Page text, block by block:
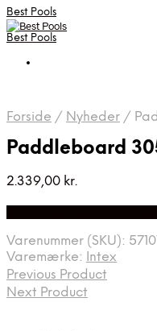
Best Pools
Best Pools
Forside / Nyheder /
Paddleboard
2.339,00 kr.
Varenummer (SKU):
Varemærke: Intex
Previous Product
Next Product